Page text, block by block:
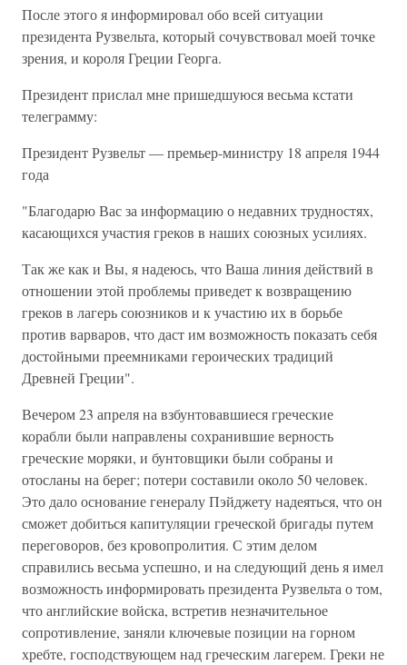
После этого я информировал обо всей ситуации
президента Рузвельта, который сочувствовал моей точке
зрения, и короля Греции Георга.
Президент прислал мне пришедшуюся весьма кстати
телеграмму:
Президент Рузвельт — премьер-министру 18 апреля 1944
года
"Благодарю Вас за информацию о недавних трудностях,
касающихся участия греков в наших союзных усилиях.
Так же как и Вы, я надеюсь, что Ваша линия действий в
отношении этой проблемы приведет к возвращению
греков в лагерь союзников и к участию их в борьбе
против варваров, что даст им возможность показать себя
достойными преемниками героических традиций
Древней Греции".
Вечером 23 апреля на взбунтовавшиеся греческие
корабли были направлены сохранившие верность
греческие моряки, и бунтовщики были собраны и
отосланы на берег; потери составили около 50 человек.
Это дало основание генералу Пэйджету надеяться, что он
сможет добиться капитуляции греческой бригады путем
переговоров, без кровопролития. С этим делом
справились весьма успешно, и на следующий день я имел
возможность информировать президента Рузвельта о том,
что английские войска, встретив незначительное
сопротивление, заняли ключевые позиции на горном
хребте, господствующем над греческим лагерем. Греки не